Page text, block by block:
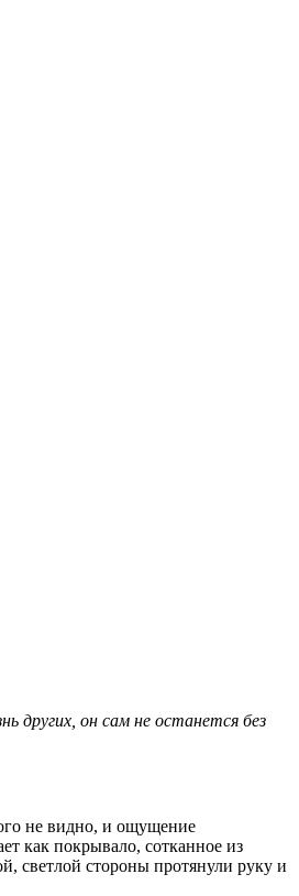
других, он сам не останется без
не видно, и ощущение
как покрывало, сотканное из
светлой стороны протянули руку и